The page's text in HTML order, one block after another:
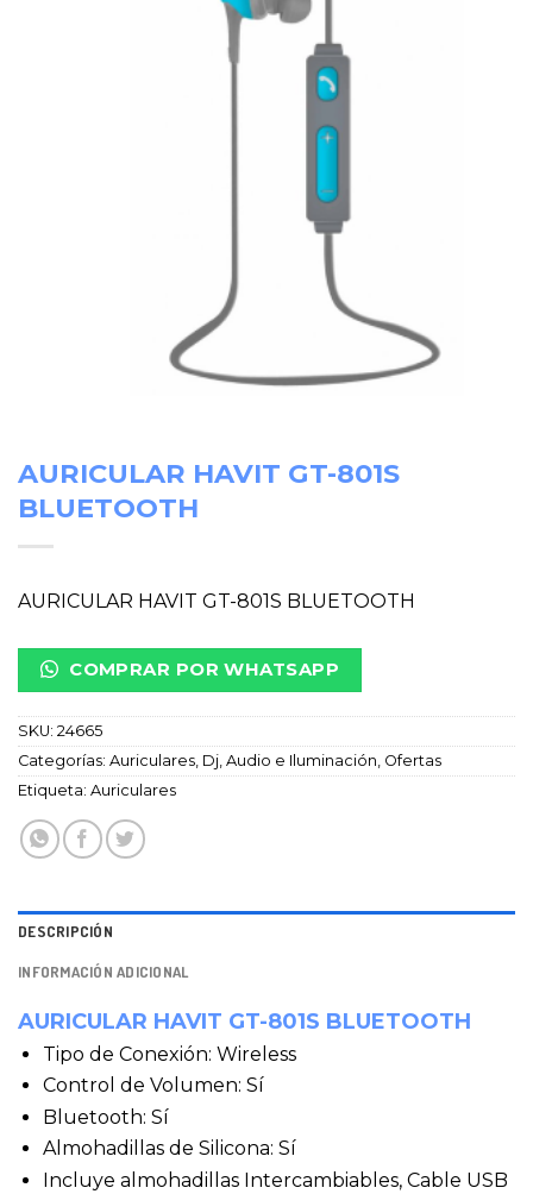
AURICULAR HAVIT GT-801S
BLUETOOTH
AURICULAR HAVIT GT-801S BLUETOOTH
COMPRAR POR WHATSAPP
SKU: 24665
Categorías: Auriculares Dj, Audio e Iluminación Ofertas
Etiqueta: Auriculares
DESCRIPCIÓN
INFORMACIÓN ADICIONAL
AURICULAR HAVIT GT-801S BLUETOOTH
Tipo de Conexión: Wireless
Control de Volumen: Sí
Bluetooth: Sí
Almohadillas de Silicona: Sí
Incluye almohadillas Intercambiables, Cable USB